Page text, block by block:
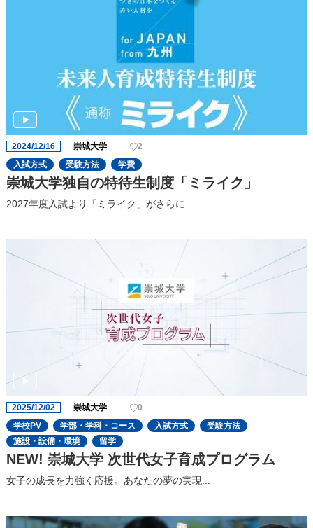
2024/12/16 崇城大学
2
入試方式
受験方法 学費
崇城大学独自の特待生制度「ミライク」
2027年度入試より「ミライク」がさらに...
2025/12/02 崇城大学
0
学校PV
学部・学科・コース 入試方式
受験方法
施設・設備・環境
留学
NEW! 崇城大学 次世代女子育成プログラム
女子の成長を力強く応援。あなたの夢の実現...